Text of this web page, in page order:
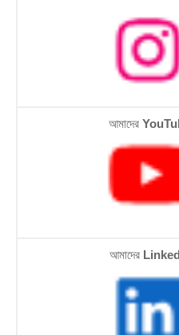
আমাদের
আমাদের